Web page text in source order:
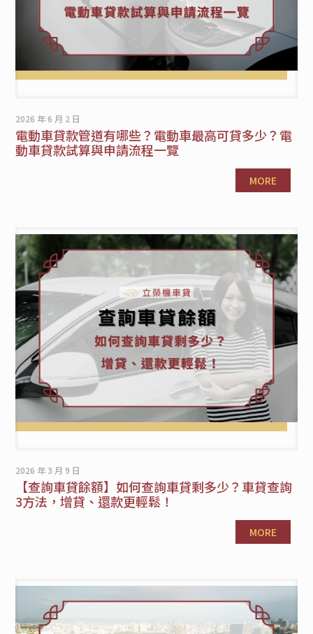
2026 年 6 月 2 日
電動車貸款管道有哪些？電動車最高可貸多少？電
動車貸款試算與申請流程一覽
MORE
2026 年 3 月 9 日
【查詢車貸餘額】如何查詢車貸剩多少？車貸查詢
3方法，增貸、還款更輕鬆！
MORE